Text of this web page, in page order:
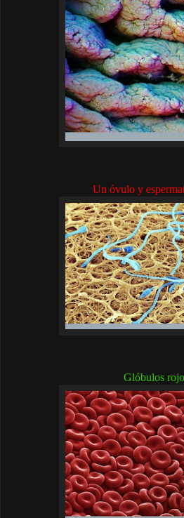
Un óvulo y
Glóbulos